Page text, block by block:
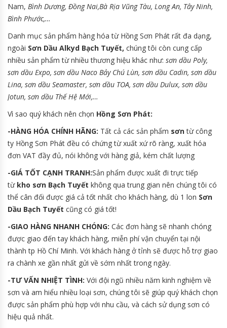
Nam, Bình Dương, Đồng Nai,Bà Rịa Vũng Tàu, Long An, Tây Ninh,
Bình Phước,…
Danh mục sản phẩm hàng hóa từ Hồng Sơn Phát rất đa dạng,
ngoài Sơn Dầu Alkyd Bạch Tuyết, chúng tôi còn cung cấp
nhiều sản phẩm từ nhiều thương hiệu khác như: sơn dầu Poly,
sơn dầu Expo, sơn dầu Naco Bảy Chú Lùn, sơn dầu Cadin, sơn dầu
Lina, sơn dầu Seamaster, sơn dầu TOA, sơn dầu Dulux, sơn dầu
Jotun, sơn dầu Thế Hệ Mới,…
Vì sao quý khách nên chọn Hồng Sơn Phát:
-HÀNG HÓA CHÍNH HÃNG: Tất cả các sản phẩm sơntừ công
ty Hồng Sơn Phát đều có chứng từ xuất xứ rõ ràng, xuất hóa
đơn VAT đầy đủ, nói không với hàng giả, kém chất lượng
-GIÁ TỐT CẠNH TRANH:Sản phẩm được xuất đi trực tiếp
từ kho sơn Bạch Tuyết không qua trung gian nên chúng tôi có
thể cân đối được giá cả tốt nhất cho khách hàng, dù 1 lon Sơn
Dầu Bạch Tuyết cũng có giá tốt!
-GIAO HÀNG NHANH CHÓNG: Các đơn hàng sẽ nhanh chóng
được giao đến tay khách hàng, miễn phí vận chuyển tại nội
thành tp Hồ Chí Minh. Với khách hàng ở tỉnh sẽ được hỗ trợ giao
ra chành xe gần nhất gửi về sớm nhất trong ngày.
-TƯ VẤN NHIỆT TÌNH: Với đội ngũ nhiều năm kinh nghiệm về
sơn và am hiểu nhiều loại sơn, chúng tôi sẽ giúp quý khách chọn
được sản phẩm phù hợp với nhu cầu, và cách sử dụng sơn có
hiệu quả nhất.